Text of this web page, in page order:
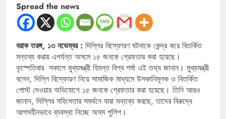
Spread the news
বরাক তরঙ্গ, ১৩ নভেম্বর : দিল্লির বিস্ফোরণ ঘটনাকে কেন্দ্র করে বিতর্কিত
মন্তব্য করায় এপর্যন্ত অসমে ১৫ জনকে গ্রেফতার করা হয়েছে।
বৃহস্পতিবার সকালে মুখ্যমন্ত্রী হিমন্ত বিশ্ব শর্মা এই তথ্য জানান। মুখ্যমন্ত্রী
বলেন, দিল্লি বিস্ফোরণ নিয়ে সামাজিক মাধ্যমে উসকানিমূলক ও বিতর্কিত
পোস্ট দেওয়ার অভিযোগে ১৫ জনকে গ্রেফতার করা হয়েছে। তিনি আরও
জানান, দিল্লির সহিংসতার সমর্থনে যারা মন্তব্য করছে, তাদের বিরুদ্ধে
আপসহীনভাবে ব্যবস্থা নিচ্ছে অসম পুলিশ।